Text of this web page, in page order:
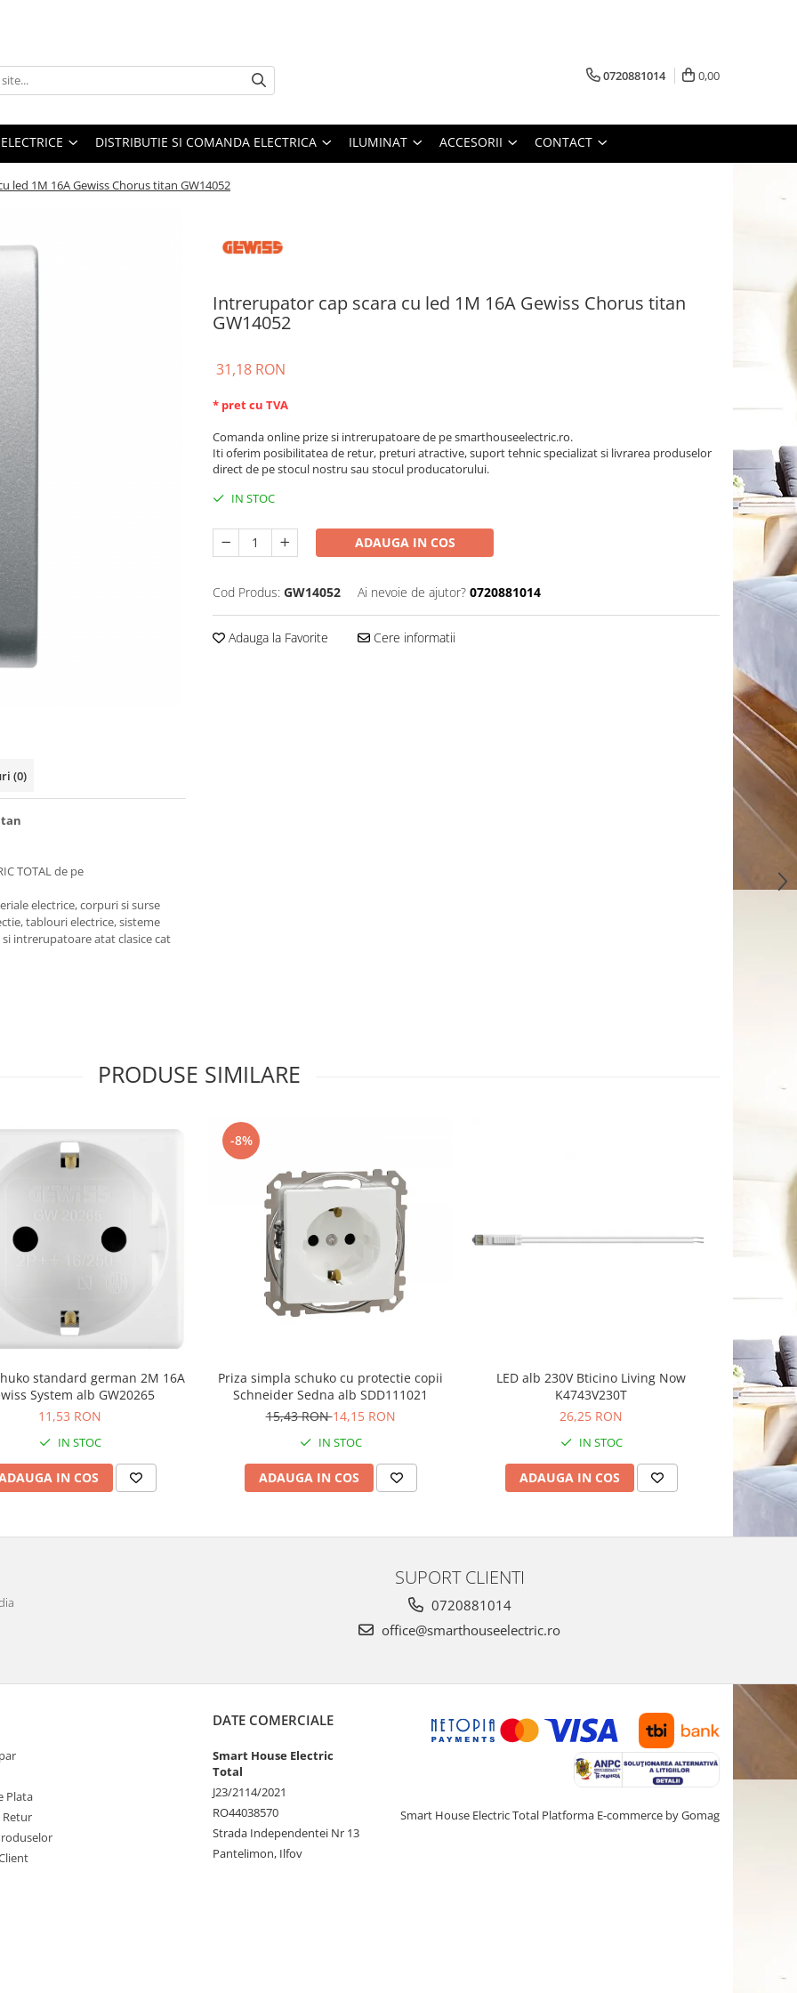
0720881014 0,00
DISTRIBUTIE SI COMANDA ELECTRICA ILUMINAT ACCESORII CONTACT
led 1M 16A Gewiss Chorus titan GW14052
Intrerupator cap scara cu led 1M 16A Gewiss Chorus titan
GW14052
31,18 RON
* pret cu TVA
Comanda online prize si intrerupatoare de pe smarthouseelectric.ro.
Iti oferim posibilitatea de retur, preturi atractive, suport tehnic specializat si livrarea produselor
direct de pe stocul nostru sau stocul producatorului.
IN STOC
ADAUGA IN COS
Cod Produs: GW14052 Ai nevoie de ajutor? 0720881014
Adauga la Favorite Cere informatii
(0)
TOTAL de pe
electrice, corpuri si surse
tablouri electrice, sisteme
intrerupatoare atat clasice cat
PRODUSE SIMILARE
standard german 2M 16A
System alb GW20265
11,53 RON
IN STOC
IN COS
-8%
Priza simpla schuko cu protectie copii
Schneider Sedna alb SDD111021
15,43 RON14,15 RON
IN STOC
ADAUGA IN COS
LED alb 230V Bticino Living Now
K4743V230T
26,25 RON
IN STOC
ADAUGA IN COS
Rama
SUPORT CLIENTI
0720881014
office@smarthouseelectric.ro
Plata
Retur
DATE COMERCIALE
Smart House Electric
Total
J23/2114/2021
RO44038570
Strada Independentei Nr 13
Pantelimon, Ilfov
Smart House Electric Total Platforma E-commerce by Gomag